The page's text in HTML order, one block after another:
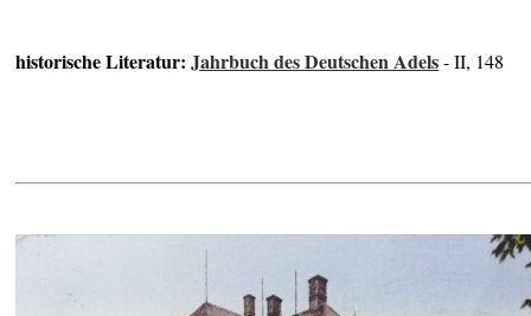
historische Literatur:Jahrbuch des Deutschen Adels- II, 148